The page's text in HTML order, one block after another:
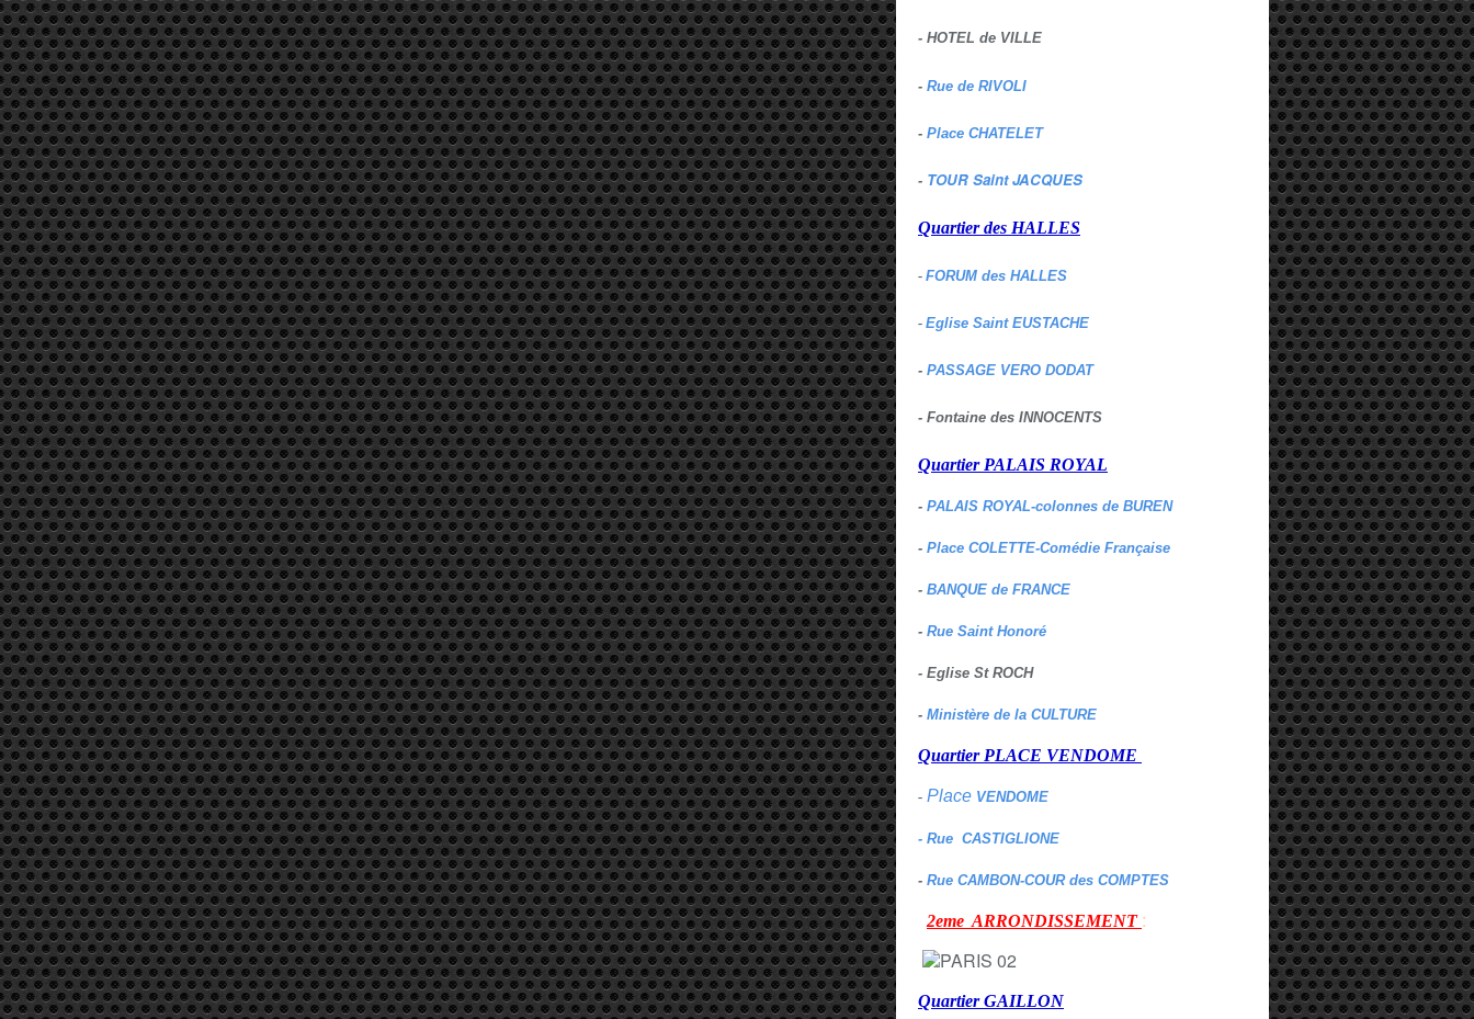
- HOTEL de VILLE
- Rue de RIVOLI
- Place CHATELET
- TOUR Saint JACQUES
Quartier des HALLES
- FORUM des HALLES
- Eglise Saint EUSTACHE
- PASSAGE VERO DODAT
- Fontaine des INNOCENTS
Quartier PALAIS ROYAL
- PALAIS ROYAL-colonnes de BUREN
- Place COLETTE-Comédie Française
- BANQUE de FRANCE
- Rue Saint Honoré
- Eglise St ROCH
- Ministère de la CULTURE
Quartier PLACE VENDOME
- Place VENDOME
- Rue CASTIGLIONE
- Rue CAMBON-COUR des COMPTES
2eme ARRONDISSEMENT :
Quartier GAILLON